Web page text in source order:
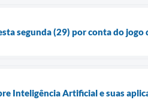
segunda (29) por conta do
Inteligência Artificial e suas